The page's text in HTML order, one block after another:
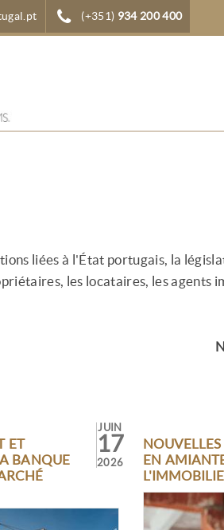
(+351) 934 200 400
liées à l'État portugais, la
les locataires, les agents
ET
BANQUE
JUIN
17
2026
EN